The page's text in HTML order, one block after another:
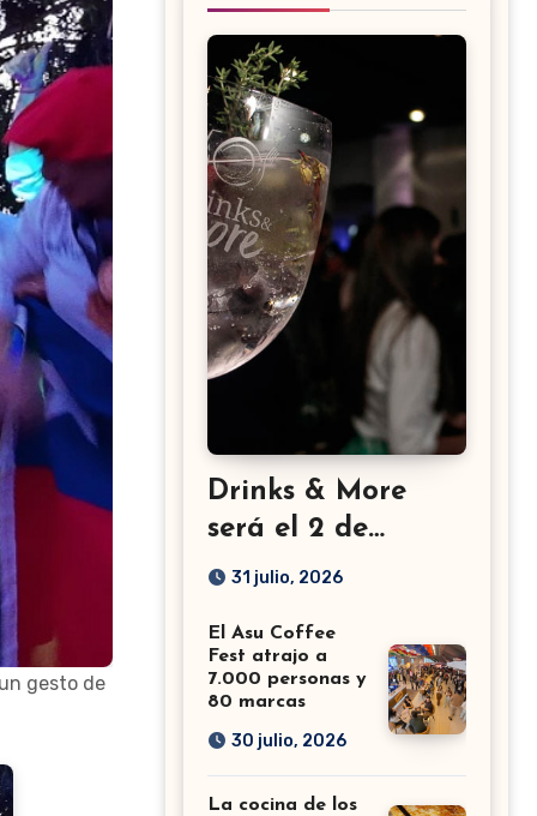
gesto de
Drinks & More
será el 2 de
setiembre en el
31 julio, 2026
El Asu Coffee
Fest atrajo a
7.000 personas y
80 marcas
30 julio, 2026
La cocina de los